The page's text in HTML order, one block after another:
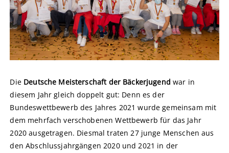
Die Deutsche Meisterschaft der Bäckerjugend war in
diesem Jahr gleich doppelt gut: Denn es der
Bundeswettbewerb des Jahres 2021 wurde gemeinsam mit
dem mehrfach verschobenen Wettbewerb für das Jahr
2020 ausgetragen. Diesmal traten 27 junge Menschen aus
den Abschlussjahrgängen 2020 und 2021 in der